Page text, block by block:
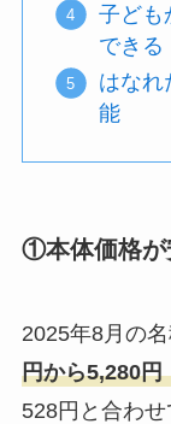
子ども
できる
はなれ
能
①本体価格が
2025年8月の名
円から5,280円
528円と合わ